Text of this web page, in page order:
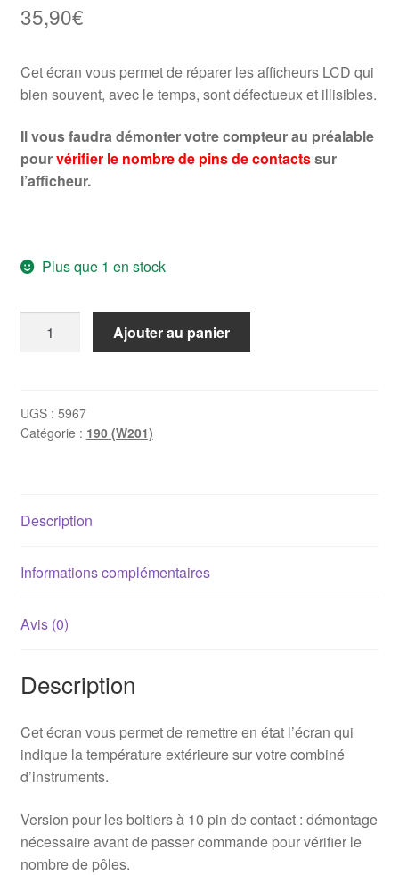
35,90€
Cet écran vous permet de réparer les afficheurs LCD qui
bien souvent, avec le temps, sont défectueux et illisibles.
Il vous faudra démonter votre compteur au préalable
pourvérifier le nombre de pins de contactssur
l’afficheur.
Plus que 1 en stock
remplacement
pour
W201
pôles)
Ajouter au panier
UGS : 5967
Catégorie : 190 (W201)
Description
Informations complémentaires
Avis (0)
Description
Cet écran vous permet de remettre en état l’écran qui
indique la température extérieure sur votre combiné
d’instruments.
Version pour les boitiers à 10 pin de contact : démontage
nécessaire avant de passer commande pour vérifier le
nombre de pôles.